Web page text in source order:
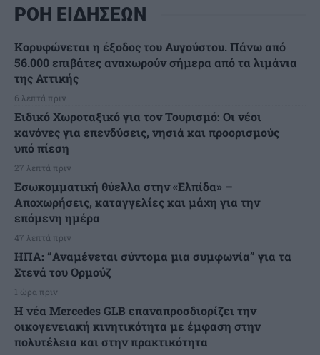
ΡΟΗ ΕΙΔΗΣΕΩΝ
Κορυφώνεται η έξοδος του Αυγούστου. Πάνω από
56.000 επιβάτες αναχωρούν σήμερα από τα λιμάνια
της Αττικής
6 λεπτά πριν
Ειδικό Χωροταξικό για τον Τουρισμό: Οι νέοι
κανόνες για επενδύσεις, νησιά και προορισμούς
υπό πίεση
27 λεπτά πριν
Εσωκομματική θύελλα στην «Ελπίδα» –
Αποχωρήσεις, καταγγελίες και μάχη για την
επόμενη ημέρα
47 λεπτά πριν
ΗΠΑ: “Αναμένεται σύντομα μια συμφωνία” για τα
Στενά του Ορμούζ
1 ώρα πριν
Η νέα Mercedes GLB επαναπροσδιορίζει την
οικογενειακή κινητικότητα με έμφαση στην
πολυτέλεια και στην πρακτικότητα